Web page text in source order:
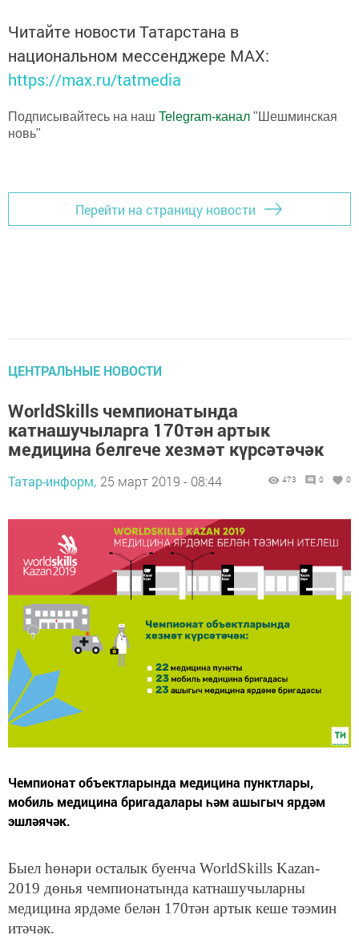
Читайте новости Татарстана в
национальном мессенджере MАХ:
https://max.ru/tatmedia
Подписывайтесь на наш Telegram-канал "Шешминская
новь"
Перейти на страницу новости
ЦЕНТРАЛЬНЫЕ НОВОСТИ
WorldSkills чемпионатында
катнашучыларга 170тән артык
медицина белгече хезмәт күрсәтәчәк
Татар-информ, 25 март 2019 - 08:44 473 0 0
Чемпионат объектларында медицина пунктлары,
мобиль медицина бригадалары һәм ашыгыч ярдәм
эшләячәк.
Быел һөнәри осталык буенча WorldSkills Kazan-
2019 дөнья чемпионатында катнашучыларны
медицина ярдәме белән 170тән артык кеше тәэмин
итәчәк.